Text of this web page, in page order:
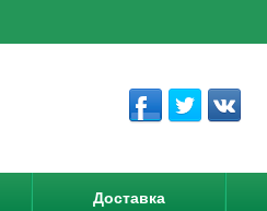
Доставка